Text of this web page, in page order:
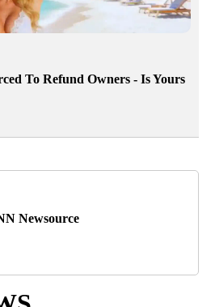
To Refund Owners - Is Yours
Newsource